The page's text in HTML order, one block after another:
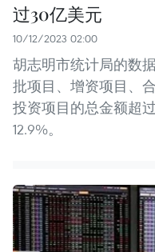
过30亿美元
10/12/2023 02:00
胡志明市统计局的数
批项目、增资项目、
投资项目的总金额超
12.9%。